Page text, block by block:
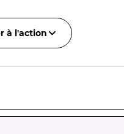
à l'action